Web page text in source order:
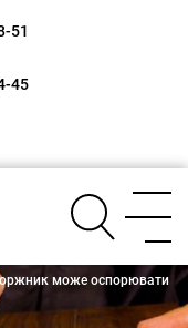
51
45
може оспорювати